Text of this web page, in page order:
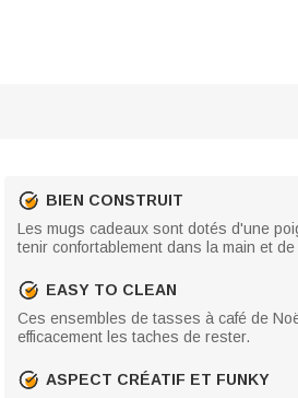
BIEN CONSTRUIT
Les mugs cadeaux sont dotés d'une
tenir confortablement dans la main et
EASY TO CLEAN
Ces ensembles de tasses à café de
efficacement les taches de rester.
ASPECT CRÉATIF ET FUNKY